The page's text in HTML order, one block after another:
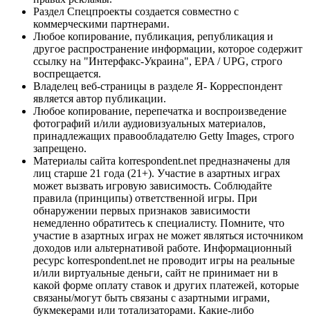
Раздел Спецпроекты создается совместно с
коммерческими партнерами.
Любое копирование, публикация, републикация и
другое распространение информации, которое содержит
ссылку на "Интерфакс-Украина", EPA / UPG, строго
воспрещается.
Владелец веб-страницы в разделе Я- Корреспондент
является автор публикации.
Любое копирование, перепечатка и воспроизведение
фотографий и/или аудиовизуальных материалов,
принадлежащих правообладателю Getty Images, строго
запрещено.
Материалы сайта korrespondent.net предназначены для
лиц старше 21 года (21+). Участие в азартных играх
может вызвать игровую зависимость. Соблюдайте
правила (принципы) ответственной игры. При
обнаружении первых признаков зависимости
немедленно обратитесь к специалисту. Помните, что
участие в азартных играх не может являться источником
доходов или альтернативой работе. Информационный
ресурс korrespondent.net не проводит игры на реальные
и/или виртуальные деньги, сайт не принимает ни в
какой форме оплату ставок и других платежей, которые
связаны/могут быть связаны с азартными играми,
букмекерами или тотализаторами. Какие-либо